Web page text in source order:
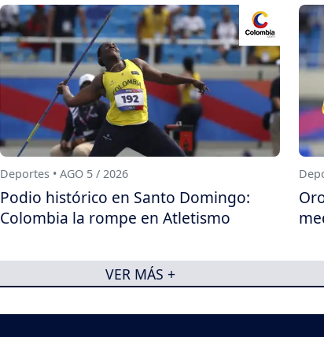
Deportes • AGO 5 / 2026
Podio histórico en Santo Domingo:
Colombia la rompe en Atletismo
VER MÁS +